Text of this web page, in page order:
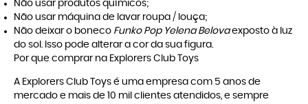
Não usar produtos químicos;
Não usar máquina de lavar roupa / louça;
Não deixar o boneco Funko Pop Yelena Belovaexposto à luz
do sol. Isso pode alterar a cor da sua figura.
Por que comprar na Explorers Club Toys
A Explorers Club Toys é uma empresa com 5 anos de
mercado e mais de 10 mil clientes atendidos, e sempre